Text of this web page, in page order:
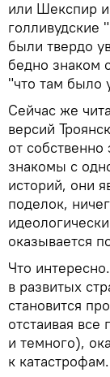
или Шекспир
голливудские
были твердо
бедно знаком
"что там было
Сейчас же
версий
от
знакомы с
историй, они
поделок,
оказывается
Что
в развитых
становится
отстаивая все
и темного),
к катастрофам.